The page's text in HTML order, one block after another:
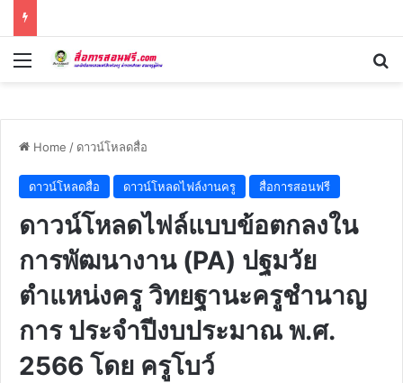
Menu
Home / ดาวน์โหลดสื่อ
ดาวน์โหลดสื่อ ดาวน์โหลดไฟล์งานครู สื่อการสอนฟรี
ดาวน์โหลดไฟล์แบบข้อตกลงใน
การพัฒนางาน (PA) ปฐมวัย
ตำแหน่งครู วิทยฐานะครูชำนาญ
การ ประจำปีงบประมาณ พ.ศ.
2566 โดย ครูโบว์